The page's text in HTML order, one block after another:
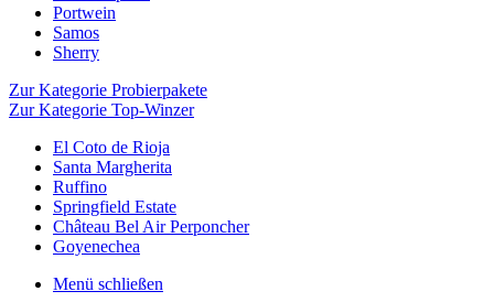
Portwein
Samos
Sherry
Zur Kategorie Probierpakete
Zur Kategorie Top-Winzer
El Coto de Rioja
Santa Margherita
Ruffino
Springfield Estate
Château Bel Air Perponcher
Goyenechea
Menü schließen